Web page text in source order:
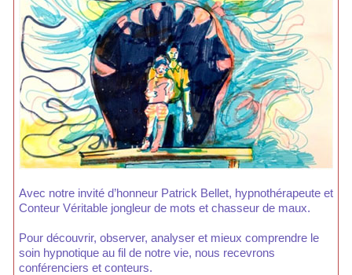
Avec notre invité d’honneur Patrick Bellet, hypnothérapeute et
Conteur Véritable jongleur de mots et chasseur de maux.
Pour découvrir, observer, analyser et mieux comprendre le
soin hypnotique au fil de notre vie, nous recevrons
conférenciers et conteurs.